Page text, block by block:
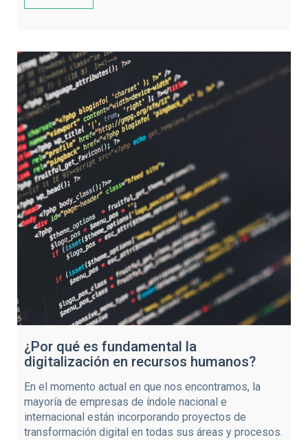
¿Por qué es fundamental la
digitalización en recursos humanos?
En el momento actual en que nos encontramos, la
mayoría de empresas de índole nacional e
internacional están incorporando proyectos de
transformación digital en todas sus áreas y procesos.